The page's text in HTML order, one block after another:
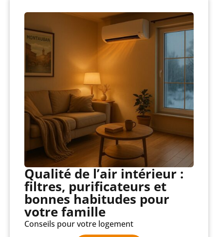
Qualité de l’air intérieur :
filtres, purificateurs et
bonnes habitudes pour
votre famille
Conseils pour votre logement